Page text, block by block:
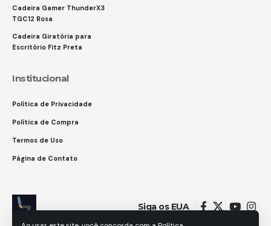
Cadeira Gamer ThunderX3
TGC12 Rosa
Cadeira Giratória para
Escritório Fitz Preta
Institucional
Política de Privacidade
Política de Compra
Termos de Uso
Página de Contato
Siga os EUA